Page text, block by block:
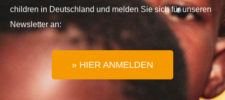
children in Deutschland und melden Sie sich für unseren
Newsletter an:
» HIER ANMELDEN